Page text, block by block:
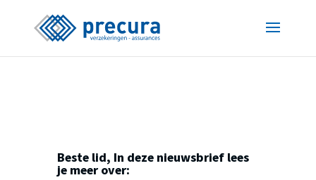
Beste lid, In deze nieuwsbrief lees
je meer over: